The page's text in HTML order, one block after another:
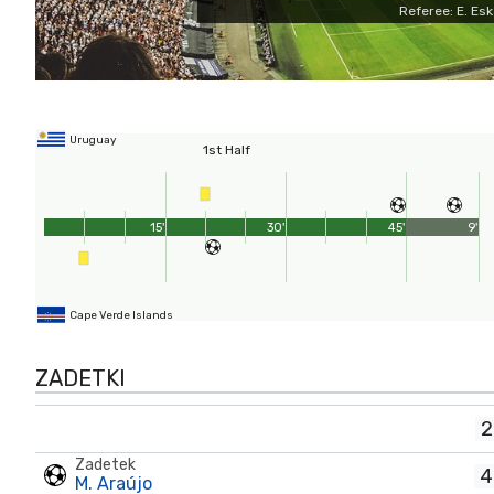
Referee: E.
Uruguay
1st Half
Cape Verde Islands
45'
15' 30' 9'
ZADETKI
Zadetek
M. Araújo